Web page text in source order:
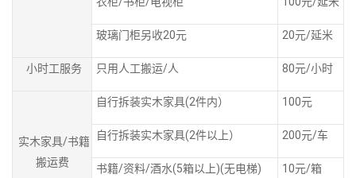
玻璃门柜另收20元 20元/延米
小时工服务 只用人工搬运/人 80元/小时
实木家具/书籍
搬运费
自行拆装实木家具(2件内） 100元
自行拆装实木家具(2件以上） 200元/车
书籍/资料/酒水(5箱以上)(无电梯) 10元/箱